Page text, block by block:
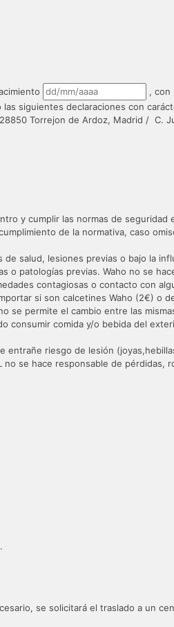
, con
siguientes declaraciones con
Torrejon de Ardoz, Madrid / C.
y cumplir las normas de seguridad
de la normativa, caso
salud, lesiones previas o bajo la
o patologías previas. Waho no se
contagiosas o contacto con
si son calcetines Waho (2€) o
se permite el cambio entre las
consumir comida y/o bebida del
entrañe riesgo de lesión
se hace responsable de pérdidas,
se solicitará el traslado a un